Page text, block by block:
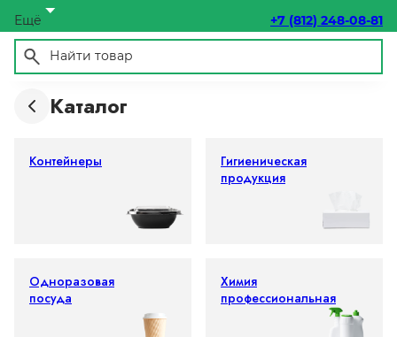
Ещё +7 (812) 248-08-81
Каталог
Контейнеры
Гигиеническая
продукция
Одноразовая
посуда
Химия
профессиональная